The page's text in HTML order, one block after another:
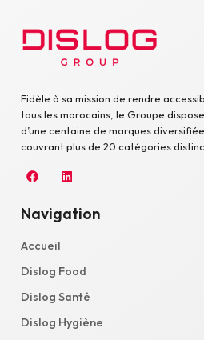
Fidèle à sa mission de rendre
tous les marocains, le Groupe
d’une centaine de marques
couvrant plus de 20 catégories
Navigation
Accueil
Dislog Food
Dislog Santé
Dislog Hygiène